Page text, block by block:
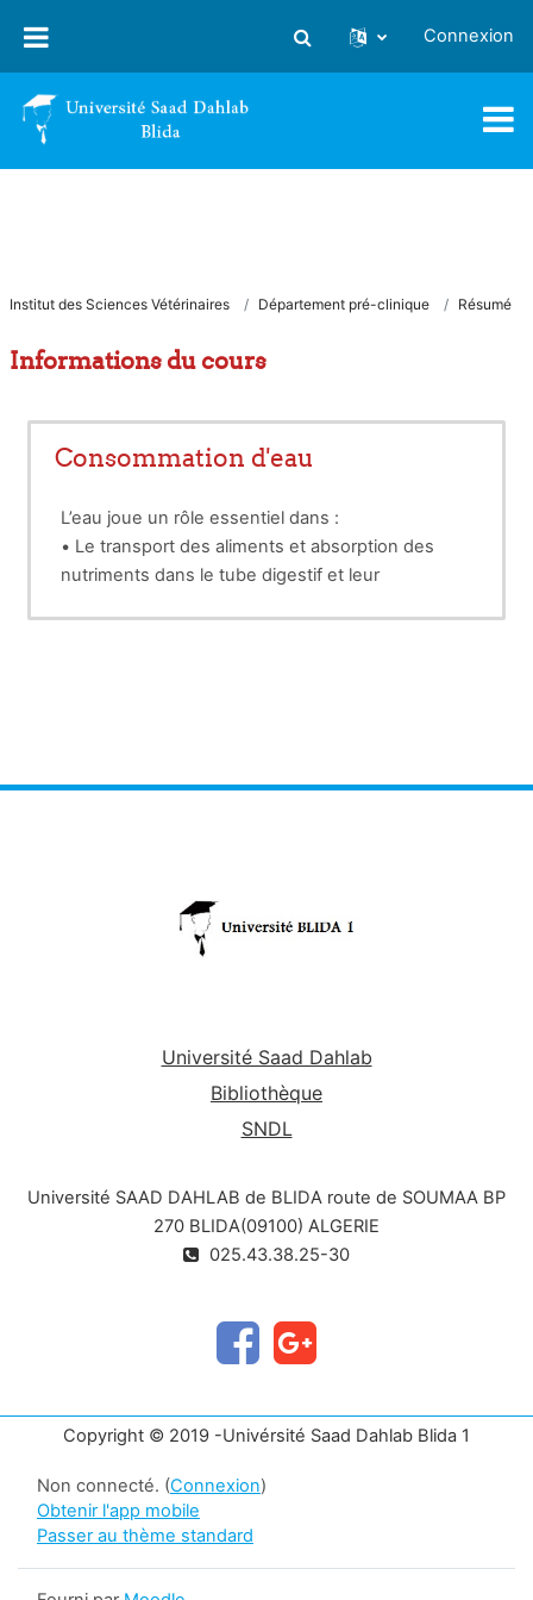
Activer/désactiver la saisie
Connexion
Institut des Sciences Vétérinaires Département pré-clinique Résumé
Informations du cours
Consommation d'eau
L’eau joue un rôle essentiel dans :
• Le transport des aliments et absorption des
nutriments dans le tube digestif et leur
Université Saad Dahlab
Bibliothèque
SNDL
Université SAAD DAHLAB de BLIDA route de SOUMAA BP
270 BLIDA(09100) ALGERIE
025.43.38.25-30
Copyright © 2019 -Univérsité Saad Dahlab Blida 1
Non connecté. (Connexion)
Obtenir l'app mobile
Passer au thème standard